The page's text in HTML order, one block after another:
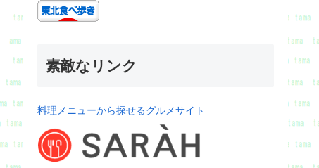
素敵なリンク
料理メニューから探せるグルメサイト